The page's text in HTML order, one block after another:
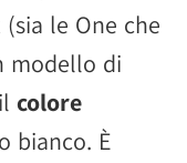
le One che
modello di
colore
bianco. È